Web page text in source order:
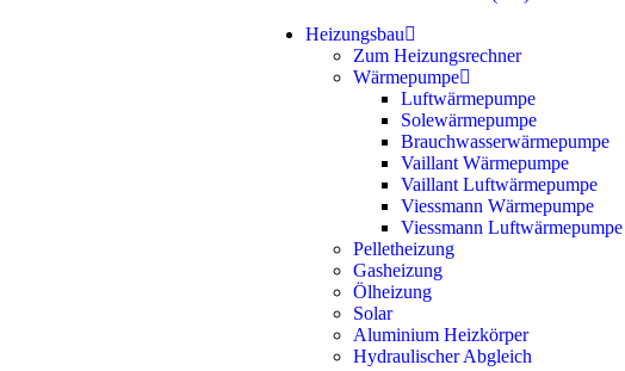
Heizungsbau
Zum Heizungsrechner
Wärmepumpe
Luftwärmepumpe
Solewärmepumpe
Brauchwasserwärmepumpe
Vaillant Wärmepumpe
Vaillant Luftwärmepumpe
Viessmann Wärmepumpe
Viessmann Luftwärmepumpe
Pelletheizung
Gasheizung
Ölheizung
Solar
Aluminium Heizkörper
Hydraulischer Abgleich